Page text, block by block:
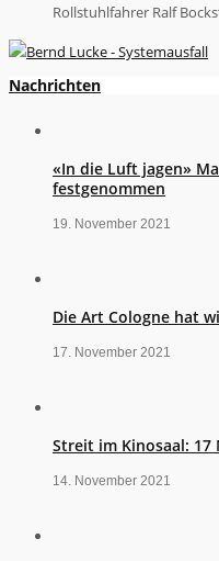
Rollstuhlfahrer Ralf
Nachrichten
«In die Luft jagen»
festgenommen
19. November 2021
Die Art Cologne hat
17. November 2021
Streit im Kinosaal: 17
14. November 2021